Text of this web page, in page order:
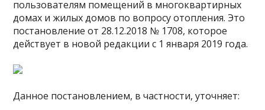
пользователям помещений в многоквартирных
домах и жилых домов по вопросу отопления. Это
постановление от 28.12.2018 № 1708, которое
действует в новой редакции с 1 января 2019 года.
Данное постановлением, в частности, уточняет: